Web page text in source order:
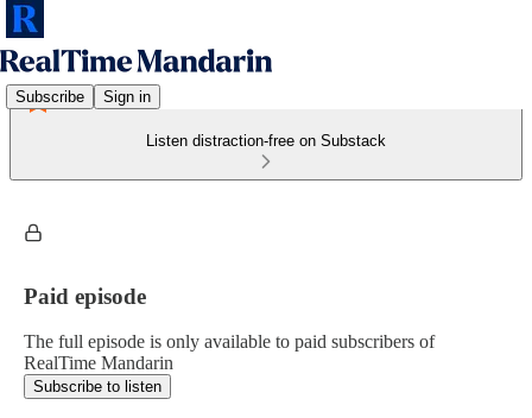
Subscribe Sign in
Listen distraction-free on Substack
Paid episode
The full episode is only available to paid subscribers of
RealTime Mandarin
Subscribe to listen